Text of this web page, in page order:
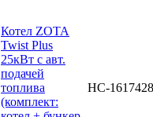
Котел ZOTA
Twist Plus
25кВт с авт.
подачей
топлива
(комплект:
НС-1617428